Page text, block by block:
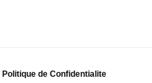
Politique de Confidentialite